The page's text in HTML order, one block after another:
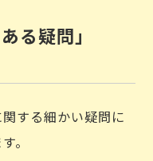
る疑問」
する細かい疑問に
。